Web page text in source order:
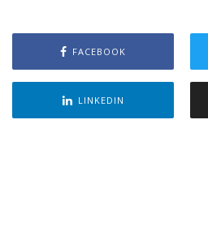
FACEBOOK
LINKEDIN